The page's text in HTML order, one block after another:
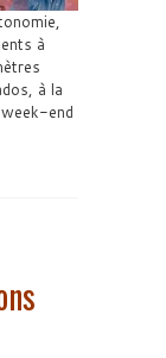
à
à la
end